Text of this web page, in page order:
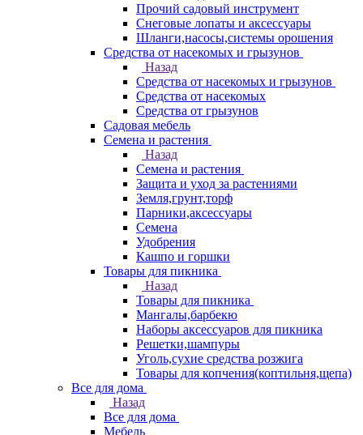
Прочий садовый инструмент
Снеговые лопаты и аксессуары
Шланги,насосы,системы орошения
Средства от насекомых и грызунов
Назад
Средства от насекомых и грызунов
Средства от насекомых
Средства от грызунов
Садовая мебель
Семена и растения
Назад
Семена и растения
Защита и уход за растениями
Земля,грунт,торф
Парники,аксессуары
Семена
Удобрения
Кашпо и горшки
Товары для пикника
Назад
Товары для пикника
Мангалы,барбекю
Наборы аксессуаров для пикника
Решетки,шампуры
Уголь,сухие средства розжига
Товары для копчения(коптильня,щепа)
Все для дома
Назад
Все для дома
Мебель